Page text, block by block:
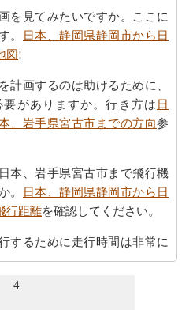
を見てみたいですか。ここに
。
日本、静岡県静岡市から日
図!
計画するのは助けるために、
がありますか。行き方は 日
、岩手県宮古市までの方向参
本、岩手県宮古市まで飛行機
。
日本、静岡県静岡市から日
行距離を確認してください。
するために走行時間は非常に
の時間を取得することによ
日本、静岡県静岡市から日本、
4